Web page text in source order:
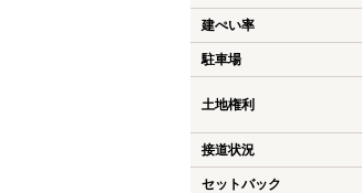
建ぺい率
駐車場
土地権利
接道状況
セットバック